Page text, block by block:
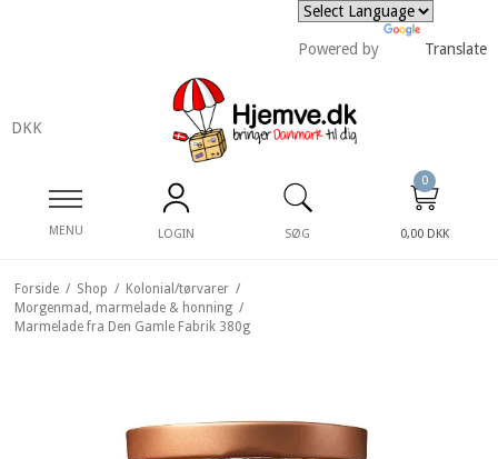
Powered by Translate
DKK
MENU LOGIN SØG
0
0,00 DKK
Forside / Shop / Kolonial/tørvarer /
Morgenmad, marmelade & honning /
Marmelade fra Den Gamle Fabrik 380g